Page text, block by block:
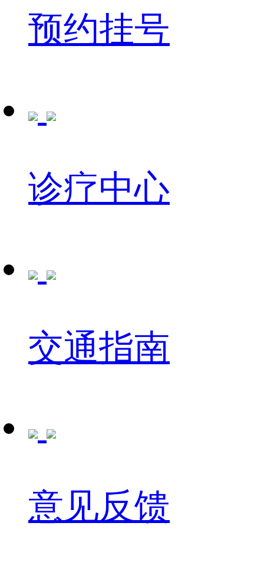
预约挂号
诊疗中心
交通指南
意见反馈